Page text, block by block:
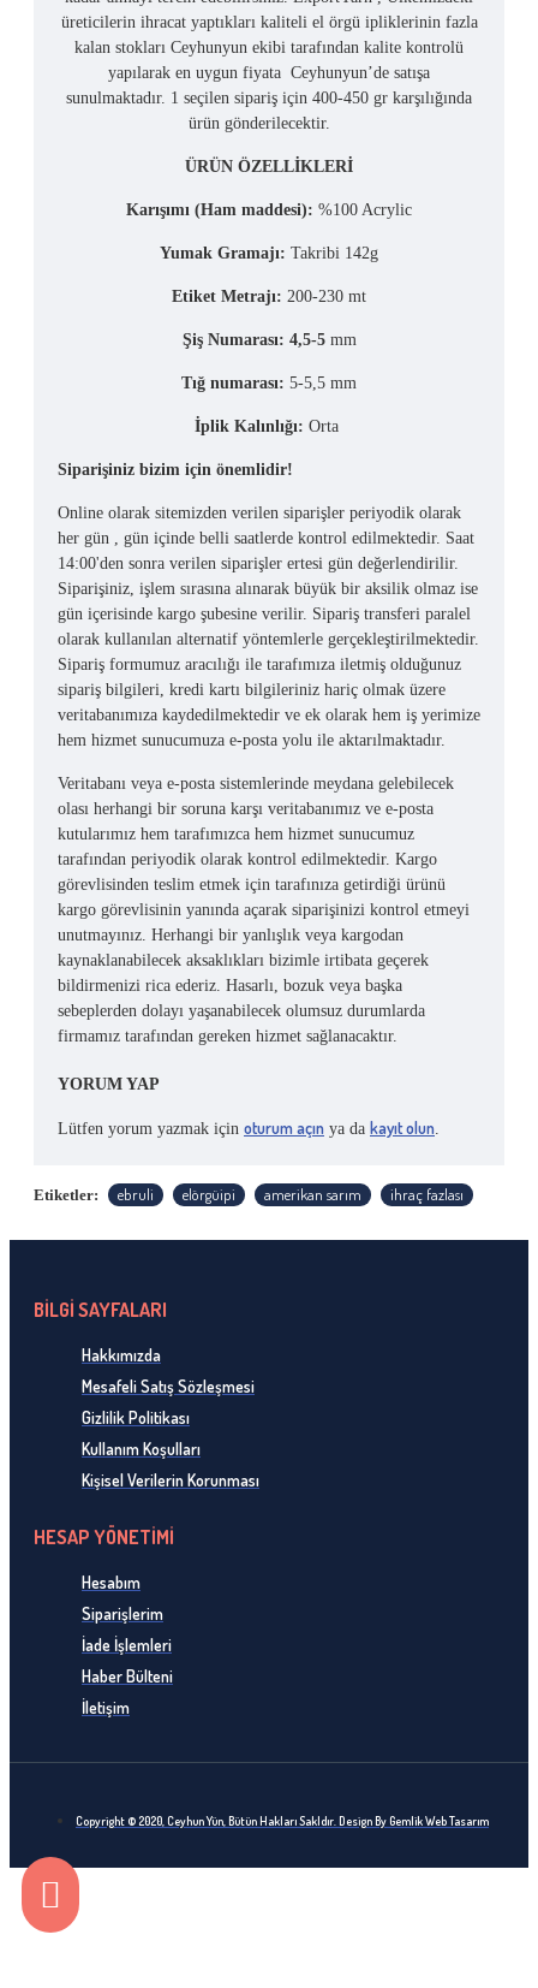
üreticilerin ihracat yaptıkları kaliteli el örgü ipliklerinin fazla
kalan stokları Ceyhunyun ekibi tarafından kalite kontrolü
yapılarak en uygun fiyata Ceyhunyun’de satışa
sunulmaktadır. 1 seçilen sipariş için 400-450 gr karşılığında
ürün gönderilecektir.
ÜRÜN ÖZELLİKLERİ
Karışımı (Ham maddesi): %100 Acrylic
Yumak Gramajı: Takribi 142g
Etiket Metrajı: 200-230 mt
Şiş Numarası: 4,5-5 mm
Tığ numarası: 5-5,5 mm
İplik Kalınlığı: Orta
Siparişiniz bizim için önemlidir!
Online olarak sitemizden verilen siparişler periyodik olarak
her gün , gün içinde belli saatlerde kontrol edilmektedir. Saat
14:00'den sonra verilen siparişler ertesi gün değerlendirilir.
Siparişiniz, işlem sırasına alınarak büyük bir aksilik olmaz ise
gün içerisinde kargo şubesine verilir. Sipariş transferi paralel
olarak kullanılan alternatif yöntemlerle gerçekleştirilmektedir.
Sipariş formumuz aracılığı ile tarafımıza iletmiş olduğunuz
sipariş bilgileri, kredi kartı bilgileriniz hariç olmak üzere
veritabanımıza kaydedilmektedir ve ek olarak hem iş yerimize
hem hizmet sunucumuza e-posta yolu ile aktarılmaktadır.
Veritabanı veya e-posta sistemlerinde meydana gelebilecek
olası herhangi bir soruna karşı veritabanımız ve e-posta
kutularımız hem tarafımızca hem hizmet sunucumuz
tarafından periyodik olarak kontrol edilmektedir. Kargo
görevlisinden teslim etmek için tarafınıza getirdiği ürünü
kargo görevlisinin yanında açarak siparişinizi kontrol etmeyi
unutmayınız. Herhangi bir yanlışlık veya kargodan
kaynaklanabilecek aksaklıkları bizimle irtibata geçerek
bildirmenizi rica ederiz. Hasarlı, bozuk veya başka
sebeplerden dolayı yaşanabilecek olumsuz durumlarda
firmamız tarafından gereken hizmet sağlanacaktır.
YORUM YAP
Lütfen yorum yazmak için oturum açın ya da kayıt olun
Etiketler: ebruli elörgüipi amerikan sarım ihraç fazlası
BİLGİ SAYFALARI
Hakkımızda
Mesafeli Satış Sözleşmesi
Gizlilik Politikası
Kullanım Koşulları
Kişisel Verilerin Korunması
HESAP YÖNETİMİ
Hesabım
Siparişlerim
İade İşlemleri
Haber Bülteni
İletişim
Copyright © 2020, Ceyhun Yün, Bütün Hakları Sakldır. Design By Gemlik Web Tasarım